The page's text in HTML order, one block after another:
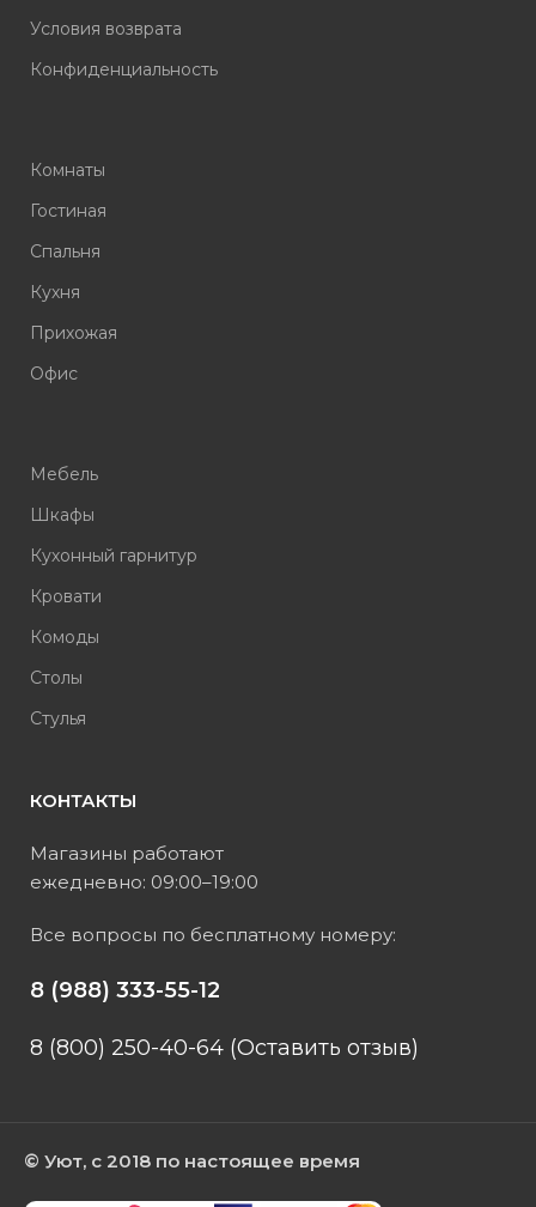
Условия возврата
Конфиденциальность
Комнаты
Гостиная
Спальня
Кухня
Прихожая
Офис
Мебель
Шкафы
Кухонный гарнитур
Кровати
Комоды
Столы
Стулья
КОНТАКТЫ
Магазины работают
ежедневно: 09:00–19:00
Все вопросы по бесплатному номеру:
8 (988) 333-55-12
8 (800) 250-40-64 (Оставить отзыв)
© Уют, с 2018 по настоящее время